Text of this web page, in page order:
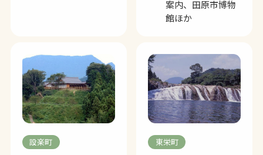
案内、田原市博物
館ほか
設楽町 東栄町